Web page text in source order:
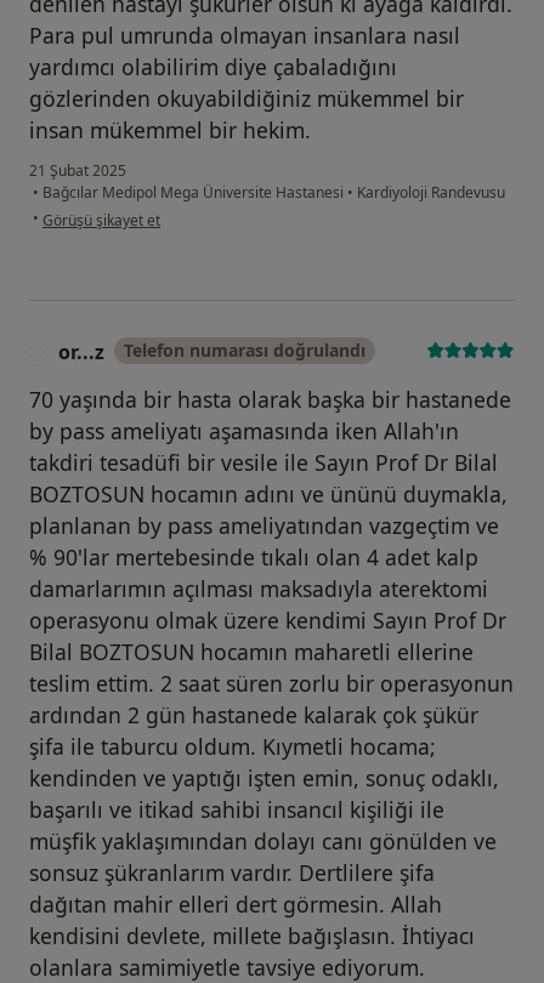
Para pul umrunda olmayan insanlara nasıl
yardımcı olabilirim diye çabaladığını
gözlerinden okuyabildiğiniz mükemmel bir
insan mükemmel bir hekim.
21 Şubat 2025
• Bağcılar Medipol Mega Üniversite Hastanesi • Kardiyoloji Randevusu
• kullanıcının görüşüne göre me...
Görüşü şikayet et
or...z Telefon numarası doğrulandı
70 yaşında bir hasta olarak başka bir hastanede
by pass ameliyatı aşamasında iken Allah'ın
takdiri tesadüfi bir vesile ile Sayın Prof Dr Bilal
BOZTOSUN hocamın adını ve ününü duymakla,
planlanan by pass ameliyatından vazgeçtim ve
% 90'lar mertebesinde tıkalı olan 4 adet kalp
damarlarımın açılması maksadıyla aterektomi
operasyonu olmak üzere kendimi Sayın Prof Dr
Bilal BOZTOSUN hocamın maharetli ellerine
teslim ettim. 2 saat süren zorlu bir operasyonun
ardından 2 gün hastanede kalarak çok şükür
şifa ile taburcu oldum. Kıymetli hocama;
kendinden ve yaptığı işten emin, sonuç odaklı,
başarılı ve itikad sahibi insancıl kişiliği ile
müşfik yaklaşımından dolayı canı gönülden ve
sonsuz şükranlarım vardır. Dertlilere şifa
dağıtan mahir elleri dert görmesin. Allah
kendisini devlete, millete bağışlasın. İhtiyacı
olanlara samimiyetle tavsiye ediyorum.